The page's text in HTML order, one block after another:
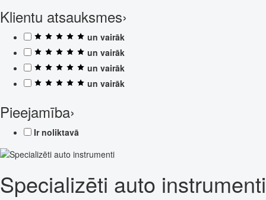
Klientu atsauksmes›
un vairāk
un vairāk
un vairāk
un vairāk
Pieejamība›
Ir noliktavā
Specializēti auto instrumenti